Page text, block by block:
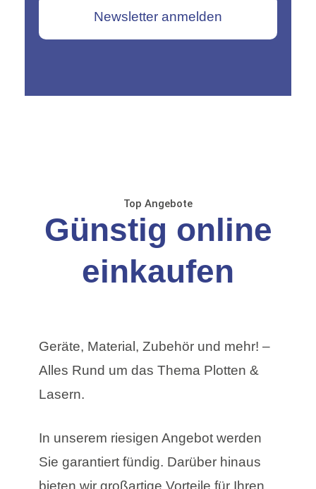
Newsletter anmelden
Top Angebote
Günstig online
einkaufen
Geräte, Material, Zubehör und mehr! –
Alles Rund um das Thema Plotten &
Lasern.
In unserem riesigen Angebot werden
Sie garantiert fündig. Darüber hinaus
bieten wir großartige Vorteile für Ihren